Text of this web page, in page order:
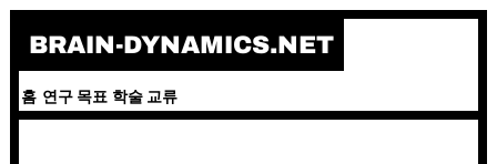
Skip
content
BRAIN-DYNAMICS.NET
홈 연구 목표 학술 교류